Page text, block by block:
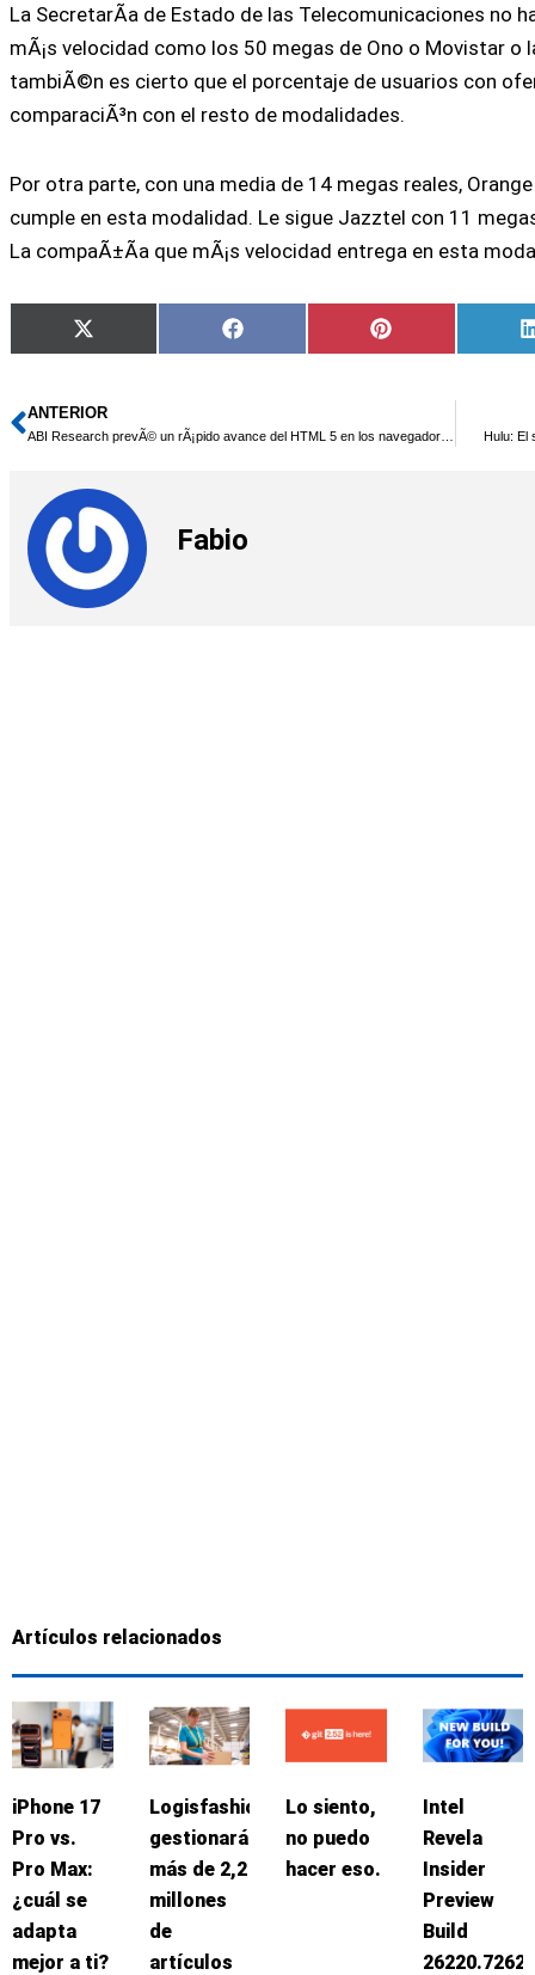
La SecretarÃ­a de Estado de las Telecomunicaciones no
mÃ¡s velocidad como los 50 megas de Ono o Movistar o
tambiÃ©n es cierto que el porcentaje de usuarios con
comparaciÃ³n con el resto de modalidades.
Por otra parte, con una media de 14 megas reales,
cumple en esta modalidad. Le sigue Jazztel con 11
La compaÃ±Ã­a que mÃ¡s velocidad entrega en esta
Compartir
en
X
(Twitter)
Compartir
en
Facebook
Compartir
en
Pinterest
Ant
ANTERIOR
ABI Research prevÃ© un rÃ¡pido avance del HTML 5 en los navegadores web Hulu: El
Fabio
Artículos relacionados
iPhone 17
Pro vs.
Pro Max:
¿cuál se
adapta
mejor a ti?
Logisfashion
gestionará
más de 2,2
millones
de
artículos
Lo siento,
no puedo
hacer eso.
Intel
Revela
Insider
Preview
Build
26220.7262